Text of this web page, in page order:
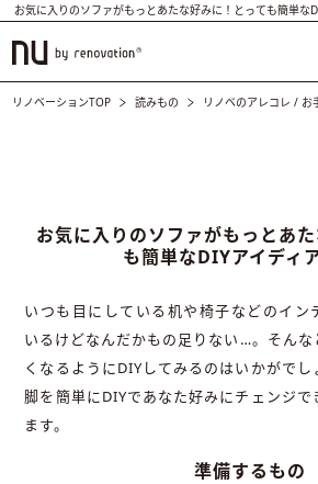
お気に入りのソファがもっとあたな好みに！とっても簡単な
リノベーションTOP 読みもの リノベのアレコレ / お
お気に入りのソファがもっとあ
も簡単なDIYアイディ
いつも目にしている机や椅子などのイン
いるけどなんだかもの足りない…。そんな
くなるようにDIYしてみるのはいかがで
脚を簡単にDIYであなた好みにチェンジ
ます。
準備するもの